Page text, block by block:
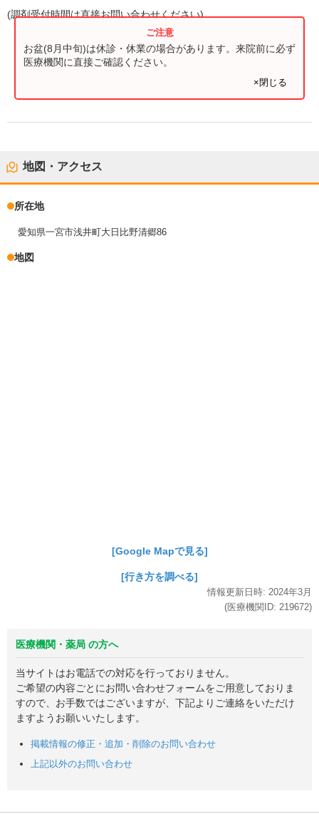
(調剤受付時間は直接お問い合わせください)
お盆(8月中旬)は休診・休業の場合があります。来院前に必ず
医療機関に直接ご確認ください。
×閉じる
地図・アクセス
所在地
愛知県一宮市浅井町大日比野清郷86
地図
[Google Mapで見る]
[行き方を調べる]
情報更新日時: 2024年3月
(医療機関ID: 219672)
医療機関・薬局 の方へ
当サイトはお電話での対応を行っておりません。
ご希望の内容ごとにお問い合わせフォームをご用意しておりま
すので、お手数ではございますが、下記よりご連絡をいただけ
ますようお願いいたします。
掲載情報の修正・追加・削除のお問い合わせ
上記以外のお問い合わせ